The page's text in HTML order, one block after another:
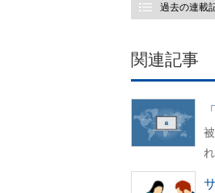
過去の連載
関連記事